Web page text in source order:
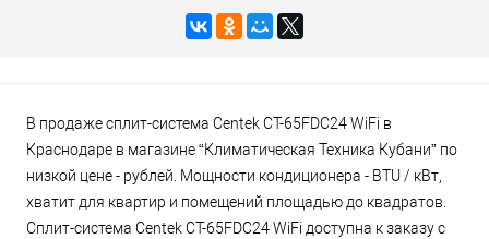
В продаже сплит-система Centek CT-65FDC24 WiFi в
Краснодаре в магазине “Климатическая Техника Кубани” по
низкой цене - рублей. Мощности кондиционера - BTU / кВт,
хватит для квартир и помещений площадью до квадратов.
Сплит-система Centek CT-65FDC24 WiFi доступна к заказу с